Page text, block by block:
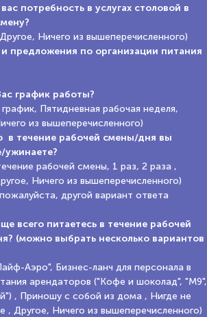
потребность в услугах столовой в
Ничего из вышеперечисленного)
предложения по организации питания
график работы?
Пятидневная рабочая неделя,
из вышеперечисленного)
в течение рабочей смены/дня вы
ужинаете?
рабочей смены, 1 раз, 2 раза ,
Ничего из вышеперечисленного)
другой вариант ответа
всего питаетесь в течение рабочей
(можно выбрать несколько вариантов
Аэро", Бизнес-ланч для персонала в
арендаторов ("Кофе и шоколад", "М9",
, Приношу с собой из дома , Нигде не
, Другое, Ничего из вышеперечисленного)